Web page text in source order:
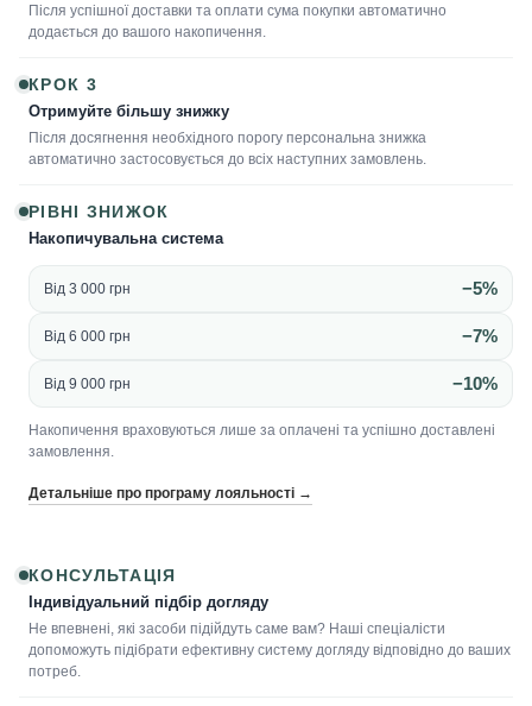
Після успішної доставки та оплати сума покупки автоматично
додається до вашого накопичення.
КРОК 3
Отримуйте більшу знижку
Після досягнення необхідного порогу персональна знижка
автоматично застосовується до всіх наступних замовлень.
РІВНІ ЗНИЖОК
Накопичувальна система
Від 3 000 грн −5%
Від 6 000 грн −7%
Від 9 000 грн −10%
Накопичення враховуються лише за оплачені та успішно доставлені
замовлення.
Детальніше про програму лояльності →
КОНСУЛЬТАЦІЯ
Індивідуальний підбір догляду
Не впевнені, які засоби підійдуть саме вам? Наші спеціалісти
допоможуть підібрати ефективну систему догляду відповідно до ваших
потреб.